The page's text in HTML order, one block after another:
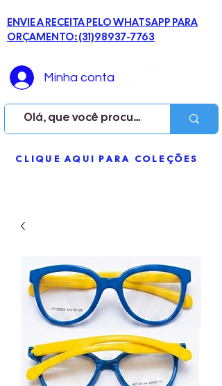
CLIQUE AQUI PARA COLEÇÕES
ME
NU
ENVIE A RECEITA PELO WHATSAPP PARA
ORÇAMENTO: (31)98937-7763
Minha conta